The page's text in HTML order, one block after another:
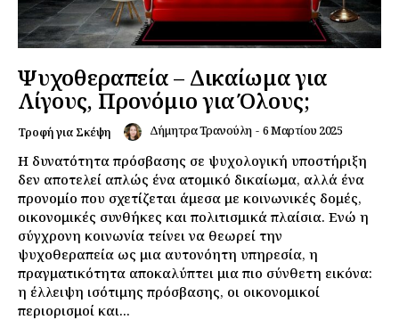
Ψυχοθεραπεία – Δικαίωμα για
Λίγους, Προνόμιο για Όλους;
Τροφή για Σκέψη Δήμητρα Τρανούλη - 6 Μαρτίου 2025
Η δυνατότητα πρόσβασης σε ψυχολογική υποστήριξη
δεν αποτελεί απλώς ένα ατομικό δικαίωμα, αλλά ένα
προνομίο που σχετίζεται άμεσα με κοινωνικές δομές,
οικονομικές συνθήκες και πολιτισμικά πλαίσια. Ενώ η
σύγχρονη κοινωνία τείνει να θεωρεί την
ψυχοθεραπεία ως μια αυτονόητη υπηρεσία, η
πραγματικότητα αποκαλύπτει μια πιο σύνθετη εικόνα:
η έλλειψη ισότιμης πρόσβασης, οι οικονομικοί
περιορισμοί και...